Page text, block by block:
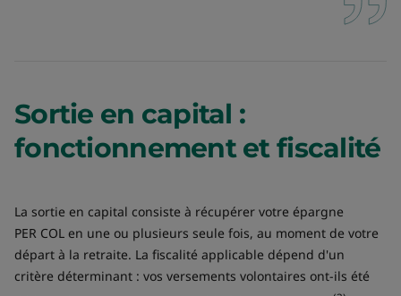
Sortie en capital :
fonctionnement et fiscalité
La sortie en capital consiste à récupérer votre épargne
PER COL en une ou plusieurs seule fois, au moment de votre
départ à la retraite. La fiscalité applicable dépend d'un
critère déterminant : vos versements volontaires ont-ils été